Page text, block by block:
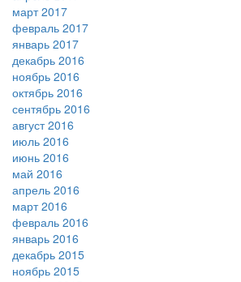
март 2017
февраль 2017
январь 2017
декабрь 2016
ноябрь 2016
октябрь 2016
сентябрь 2016
август 2016
июль 2016
июнь 2016
май 2016
апрель 2016
март 2016
февраль 2016
январь 2016
декабрь 2015
ноябрь 2015